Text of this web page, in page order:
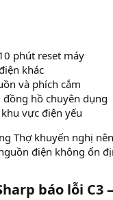
phút reset máy
khác
và phích cắm
hồ chuyên dụng
vực điện yếu
Thợ khuyến nghị
điện không ổn
báo lỗi C3